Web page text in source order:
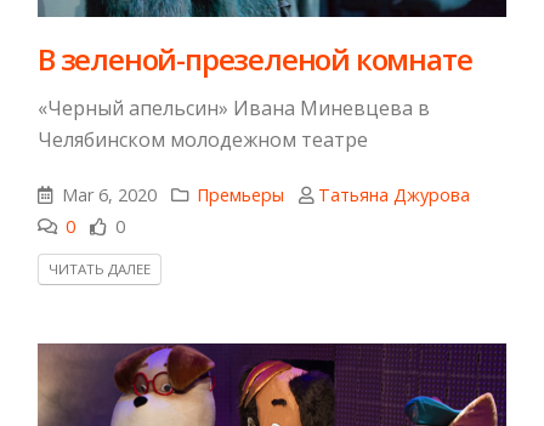
​В зеленой-презеленой комнате
«Черный апельсин» Ивана Миневцева в
Челябинском молодежном театре
Mar 6, 2020 Премьеры
Татьяна Джурова
0
0
ЧИТАТЬ ДАЛЕЕ